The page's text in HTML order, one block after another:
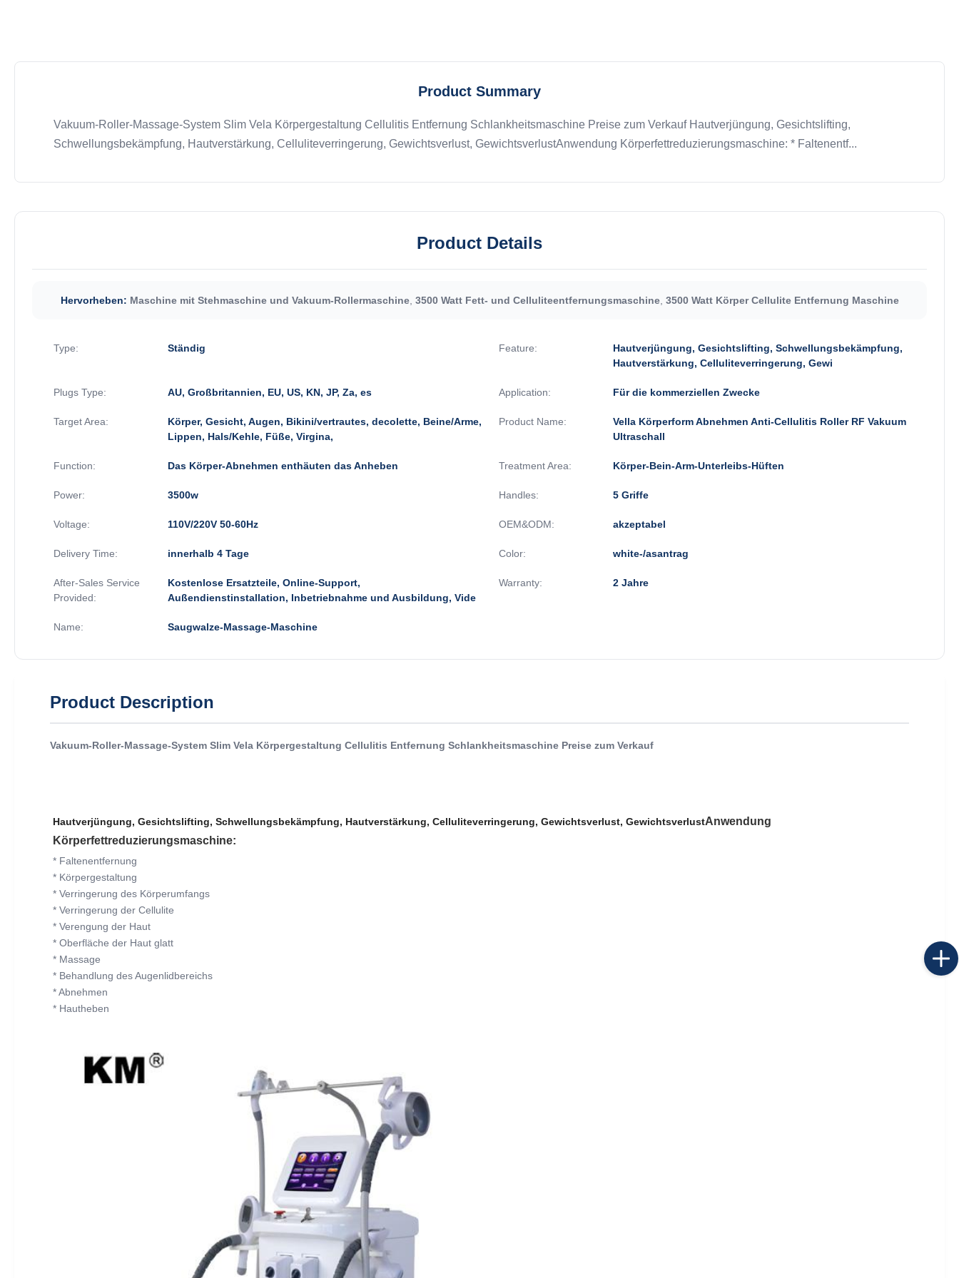
Product Summary
Vakuum-Roller-Massage-System Slim Vela Körpergestaltung Cellulitis Entfernung Schlankheitsmaschine Preise zum Verkauf Hautverjüngung, Gesichtslifting,
Schwellungsbekämpfung, Hautverstärkung, Celluliteverringerung, Gewichtsverlust, GewichtsverlustAnwendung Körperfettreduzierungsmaschine: * Faltenentf...
Product Details
Hervorheben: Maschine mit Stehmaschine und Vakuum-Rollermaschine, 3500 Watt Fett- und Celluliteentfernungsmaschine, 3500 Watt Körper Cellulite Entfernung Maschine
Type: Ständig Feature:
Hautverjüngung, Gesichtslifting, Schwellungsbekämpfung,
Hautverstärkung, Celluliteverringerung, Gewi
Plugs Type: AU, Großbritannien, EU, US, KN, JP, Za, es Application: Für die kommerziellen Zwecke
Target Area:
Körper, Gesicht, Augen, Bikini/vertrautes, decolette, Beine/Arme,
Lippen, Hals/Kehle, Füße, Virgina,
Product Name:
Vella Körperform Abnehmen Anti-Cellulitis Roller RF Vakuum
Ultraschall
Function: Das Körper-Abnehmen enthäuten das Anheben Treatment Area: Körper-Bein-Arm-Unterleibs-Hüften
Power: 3500w Handles: 5 Griffe
Voltage: 110V/220V 50-60Hz OEM&ODM: akzeptabel
Delivery Time: innerhalb 4 Tage Color: white-/asantrag
After-Sales Service
Provided:
Kostenlose Ersatzteile, Online-Support,
Außendienstinstallation, Inbetriebnahme und Ausbildung, Vide
Warranty: 2 Jahre
Name: Saugwalze-Massage-Maschine
Product Description
Vakuum-Roller-Massage-System Slim Vela Körpergestaltung Cellulitis Entfernung Schlankheitsmaschine Preise zum Verkauf
Hautverjüngung, Gesichtslifting, Schwellungsbekämpfung, Hautverstärkung, Celluliteverringerung, Gewichtsverlust, GewichtsverlustAnwendung
Körperfettreduzierungsmaschine:
* Faltenentfernung
* Körpergestaltung
* Verringerung des Körperumfangs
* Verringerung der Cellulite
* Verengung der Haut
* Oberfläche der Haut glatt
* Massage
* Behandlung des Augenlidbereichs
* Abnehmen
* Hautheben